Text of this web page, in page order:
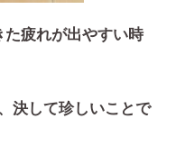
疲れが出やすい時
決して珍しいことで